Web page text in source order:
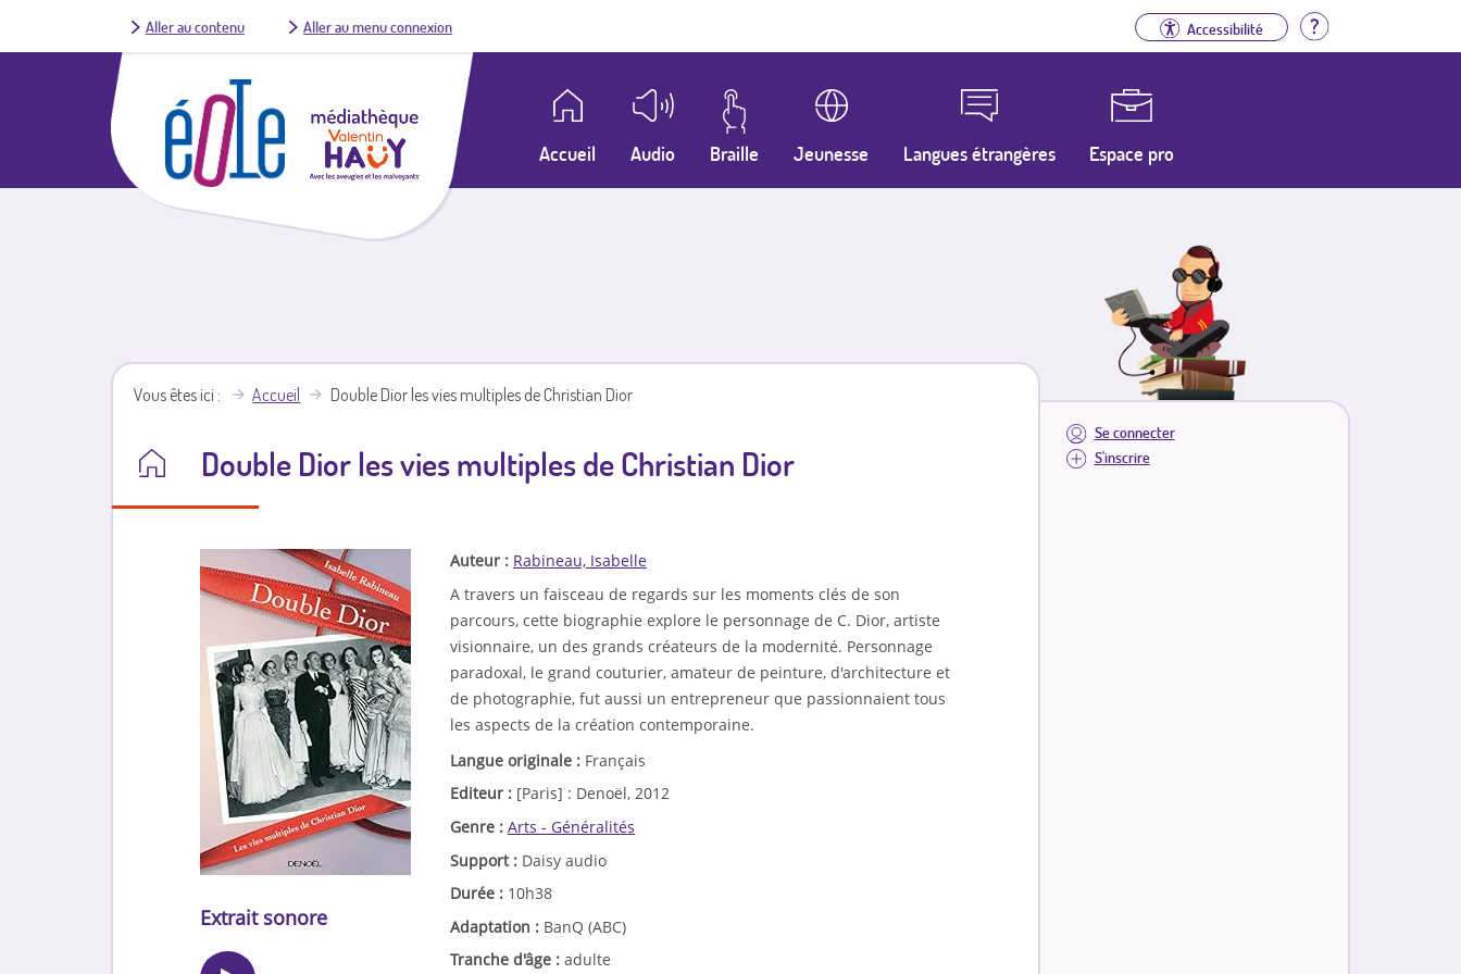
Aller au contenu Aller au menu connexion Accessibilité Aide
Accueil Audio Braille Jeunesse Langues étrangères Espace pro
Se connecter
S'inscrire
Vous êtes ici Accueil Double Dior les vies multiples de Christian Dior
Double Dior les vies multiples de Christian Dior
Auteur : Rabineau, Isabelle
A travers un faisceau de regards sur les moments clés de son
parcours, cette biographie explore le personnage de C. Dior, artiste
visionnaire, un des grands créateurs de la modernité. Personnage
paradoxal, le grand couturier, amateur de peinture, d'architecture et
de photographie, fut aussi un entrepreneur que passionnaient tous
les aspects de la création contemporaine.
Langue originale : Français
Editeur : [Paris] : Denoël, 2012
Genre : Arts - Généralités
Support : Daisy audio
Durée : 10h38
Adaptation : BanQ (ABC)
Tranche d'âge : adulte
Extrait sonore